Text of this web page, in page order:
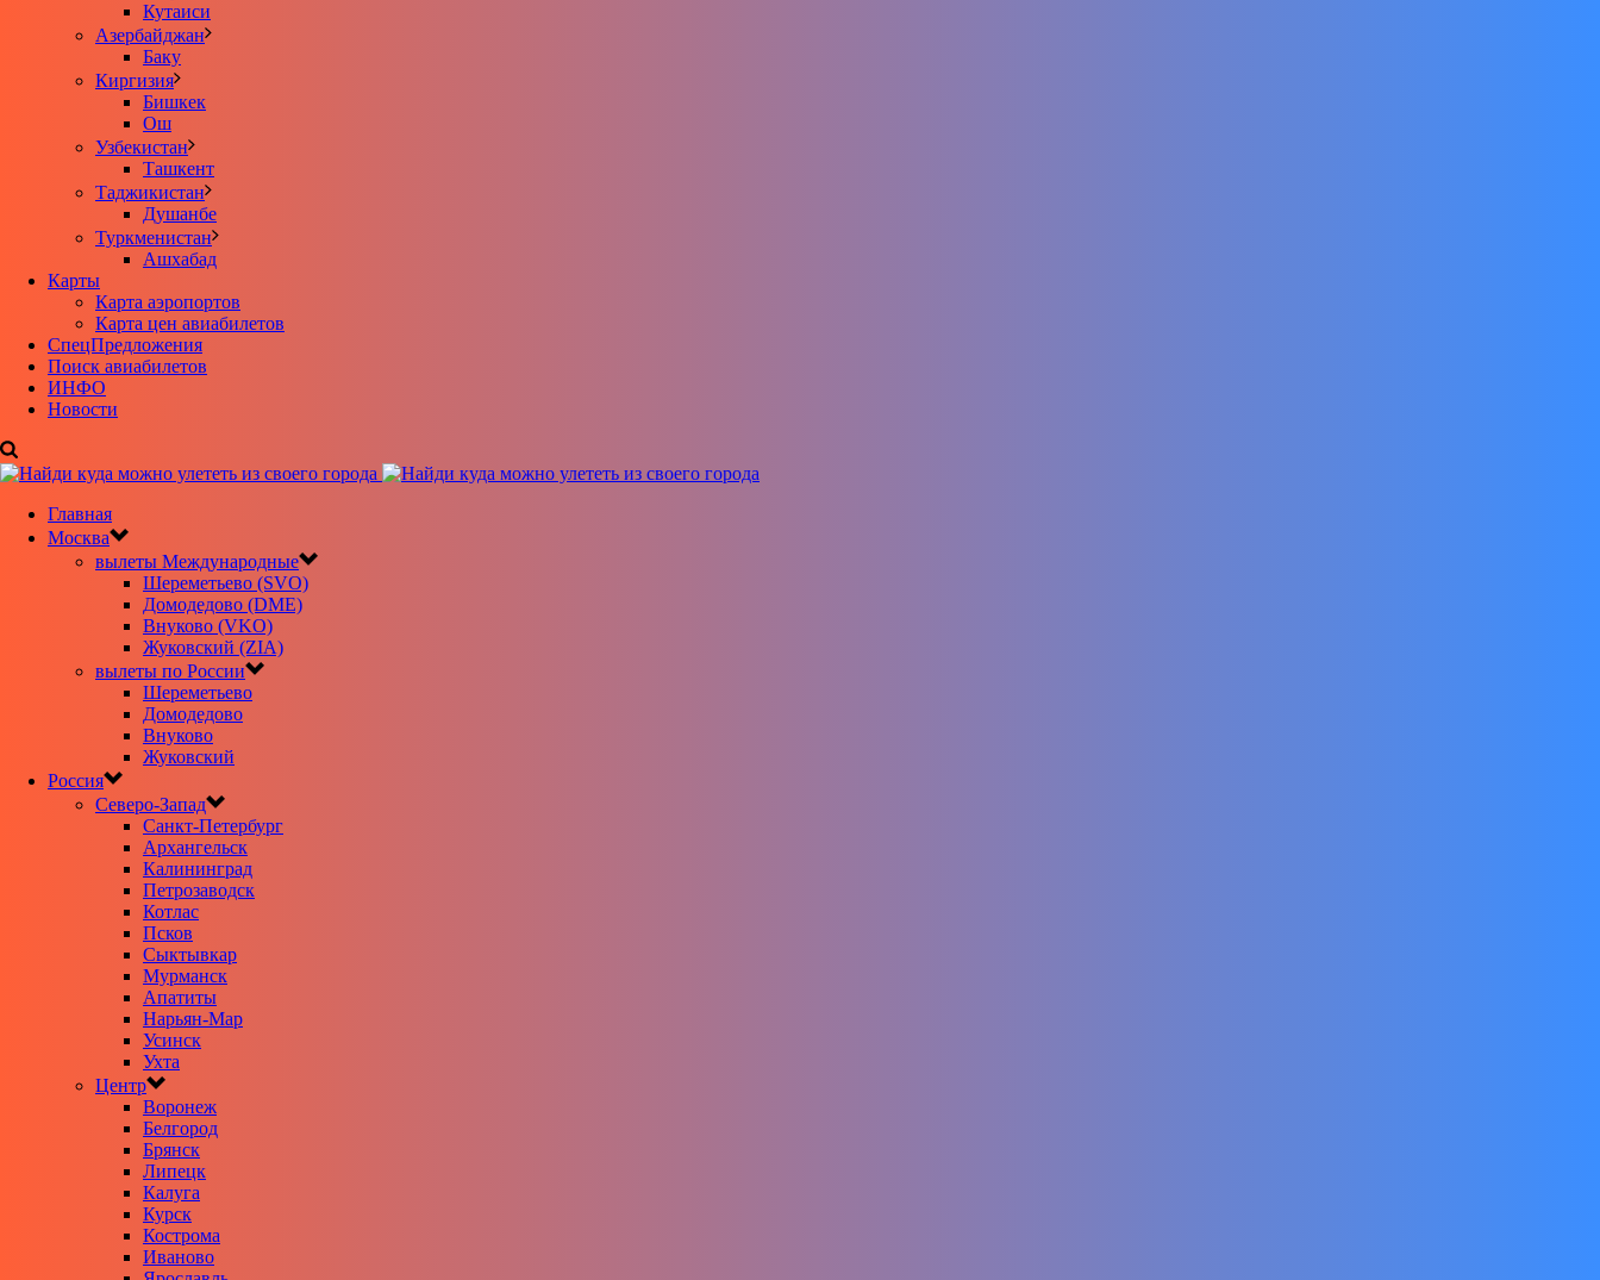
Кутаиси
Азербайджан
Баку
Киргизия
Бишкек
Ош
Узбекистан
Ташкент
Таджикистан
Душанбе
Туркменистан
Ашхабад
Карты
Карта аэропортов
Карта цен авиабилетов
CпецПредложения
Поиск авиабилетов
ИНФО
Новости
Главная
Москва
вылеты Международные
Шереметьево (SVO)
Домодедово (DME)
Внуково (VKO)
Жуковский (ZIA)
вылеты по России
Шереметьево
Домодедово
Внуково
Жуковский
Россия
Северо-Запад
Санкт-Петербург
Архангельск
Калининград
Петрозаводск
Котлас
Псков
Сыктывкар
Мурманск
Апатиты
Нарьян-Мар
Усинск
Ухта
Центр
Воронеж
Белгород
Брянск
Липецк
Калуга
Курск
Кострома
Иваново